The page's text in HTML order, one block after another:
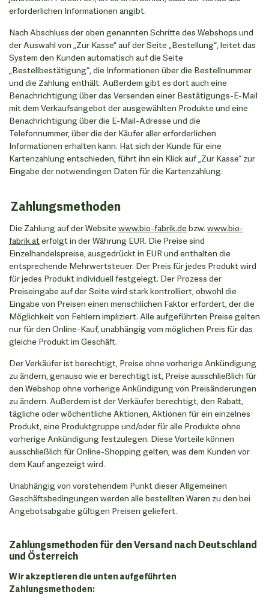
erforderlichen Informationen angibt.
Nach Abschluss der oben genannten Schritte des Webshops und
der Auswahl von „Zur Kasse“ auf der Seite „Bestellung“, leitet das
System den Kunden automatisch auf die Seite
„Bestellbestätigung“, die Informationen über die Bestellnummer
und die Zahlung enthält. Außerdem gibt es dort auch eine
Benachrichtigung über das Versenden einer Bestätigungs-E-Mail
mit dem Verkaufsangebot der ausgewählten Produkte und eine
Benachrichtigung über die E-Mail-Adresse und die
Telefonnummer, über die der Käufer aller erforderlichen
Informationen erhalten kann. Hat sich der Kunde für eine
Kartenzahlung entschieden, führt ihn ein Klick auf „Zur Kasse“ zur
Eingabe der notwendingen Daten für die Kartenzahlung.
Zahlungsmethoden
Die Zahlung auf der Website www.bio-fabrik.de bzw. www.bio-
fabrik.aterfolgt in der Währung EUR. Die Preise sind
Einzelhandelspreise, ausgedrückt in EUR und enthalten die
entsprechende Mehrwertsteuer. Der Preis für jedes Produkt wird
für jedes Produkt individuell festgelegt. Der Prozess der
Preiseingabe auf der Seite wird stark kontrolliert, obwohl die
Eingabe von Preisen einen menschlichen Faktor erfordert, der die
Möglichkeit von Fehlern impliziert. Alle aufgeführten Preise gelten
nur für den Online-Kauf, unabhängig vom möglichen Preis für das
gleiche Produkt im Geschäft.
Der Verkäufer ist berechtigt, Preise ohne vorherige Ankündigung
zu ändern, genauso wie er berechtigt ist, Preise ausschließlich für
den Webshop ohne vorherige Ankündigung von Preisänderungen
zu ändern. Außerdem ist der Verkäufer berechtigt, den Rabatt,
tägliche oder wöchentliche Aktionen, Aktionen für ein einzelnes
Produkt, eine Produktgruppe und/oder für alle Produkte ohne
vorherige Ankündigung festzulegen. Diese Vorteile können
ausschließlich für Online-Shopping gelten, was dem Kunden vor
dem Kauf angezeigt wird.
Unabhängig von vorstehendem Punkt dieser Allgemeinen
Geschäftsbedingungen werden alle bestellten Waren zu den bei
Angebotsabgabe gültigen Preisen geliefert.
Zahlungsmethoden für den Versand nach Deutschland
und Österreich
Wir akzeptieren die unten aufgeführten
Zahlungsmethoden: